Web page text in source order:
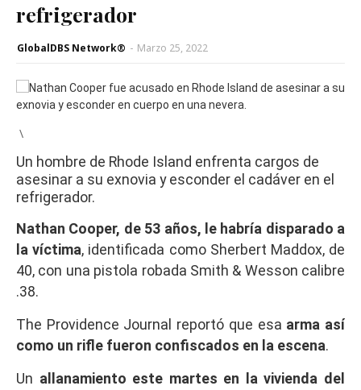
refrigerador
GlobalDBS Network® - Marzo 25, 2022
\
Un hombre de Rhode Island enfrenta cargos de
asesinar a su exnovia y esconder el cadáver en el
refrigerador.
Nathan Cooper, de 53 años, le habría disparado a
la víctima, identificada como Sherbert Maddox, de
40, con una pistola robada Smith & Wesson calibre
.38.
The Providence Journal reportó que esa arma así
como un rifle fueron confiscados en la escena.
Un allanamiento este martes en la vivienda del